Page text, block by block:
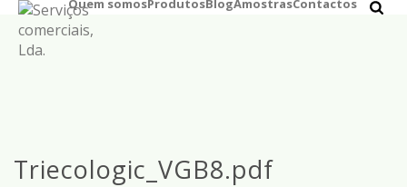
Quem somosProdutosBlogAmostrasContactos
Triecologic_VGB8.pdf